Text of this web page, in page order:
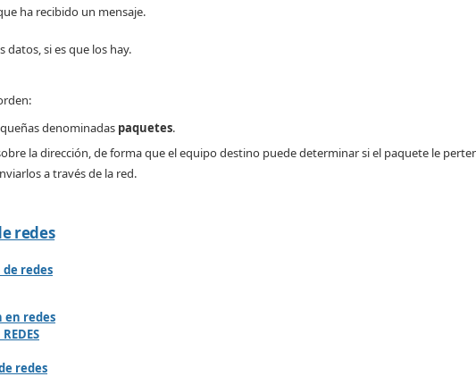
ha recibido un mensaje.
datos, si es que los hay.
denominadas paquetes.
la dirección, de forma que el equipo destino puede determinar si el paquete le
a través de la red.
redes
redes
en redes
redes